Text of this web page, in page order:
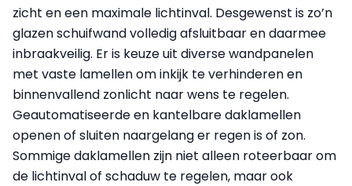
zicht en een maximale lichtinval. Desgewenst is zo’n
glazen schuifwand volledig afsluitbaar en daarmee
inbraakveilig. Er is keuze uit diverse wandpanelen
met vaste lamellen om inkijk te verhinderen en
binnenvallend zonlicht naar wens te regelen.
Geautomatiseerde en kantelbare daklamellen
openen of sluiten naargelang er regen is of zon.
Sommige daklamellen zijn niet alleen roteerbaar om
de lichtinval of schaduw te regelen, maar ook